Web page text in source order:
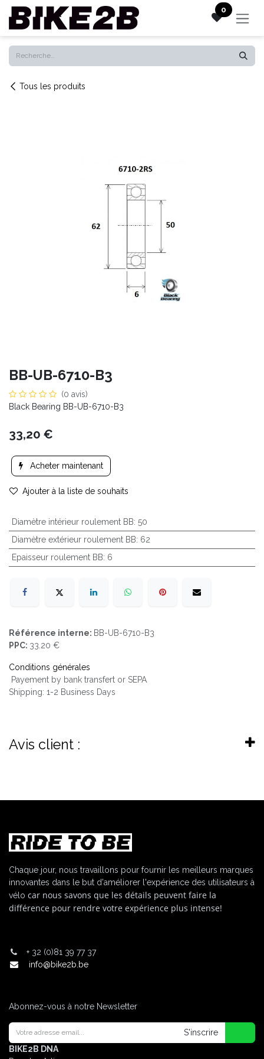
Se rendre au contenu 0
Tous les produits
BB-UB-6710-B3
(0 avis)
Black Bearing BB-UB-6710-B3
33,20 €
Acheter maintenant
Ajouter à la liste de souhaits
Diamètre intérieur roulement BB: 50
Diamètre extérieur roulement BB: 62
Epaisseur roulement BB: 6
Référence interne: BB-UB-6710-B3
PPC: 33.20 €
Conditions générales
Payement by bank transfert or SEPA
Shipping: 1-2 Business Days
Avis client :
Chaque jour, nous travaillons pour fournir les meilleurs marques
innovantes dans le but d'améliorer l'expérience des utilisateurs à
vélo car nous savons que les détails peuvent faire la
différence pour rendre votre expérience plus intense!
+ 32 (0)81 39 77 37
info@bike2b.be
Abonnez-vous à notre Newsletter
S'inscrire
BIKE2B DNA